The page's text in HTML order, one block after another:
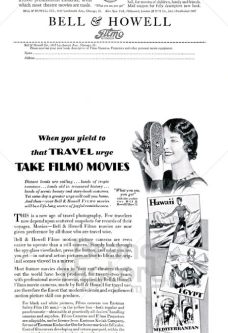
BELL & HOWELL BÖWE BELL & HOWELL 1929